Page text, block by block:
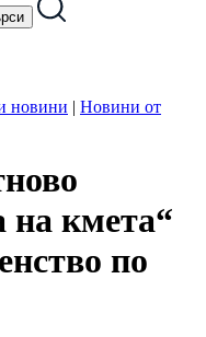
новини | Новини от
на кмета“
по